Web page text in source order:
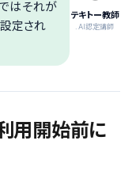
テキトー教師
.AI認定講師
はそれが
定され
用開始前に